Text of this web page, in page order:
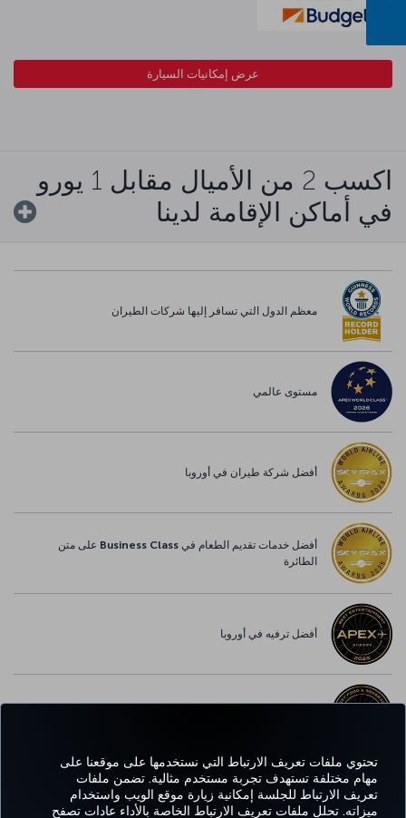
تحتوي ملفات تعريف الارتباط التي نستخدمها على موقعنا على
مهام مختلفة تستهدف تجربة مستخدم مثالية. تضمن ملفات
تعريف الارتباط للجلسة إمكانية زيارة موقع الويب واستخدام
ميزاته. تحلل ملفات تعريف الارتباط الخاصة بالأداء عادات تصفح
عرض إمكانيات السيارة
اكسب 2 من الأميال مقابل 1 يورو
في أماكن الإقامة لدينا
معظم الدول التي تسافر إليها شركات الطيران
مستوى عالمي
أفضل شركة طيران في أوروبا
أفضل خدمات تقديم الطعام في Business Class على متن
الطائرة
أفضل ترفيه في أوروبا
Facebook
Twitter
Instagram
YouTube
LinkedIn
تيك توك
Blog
Pinterest